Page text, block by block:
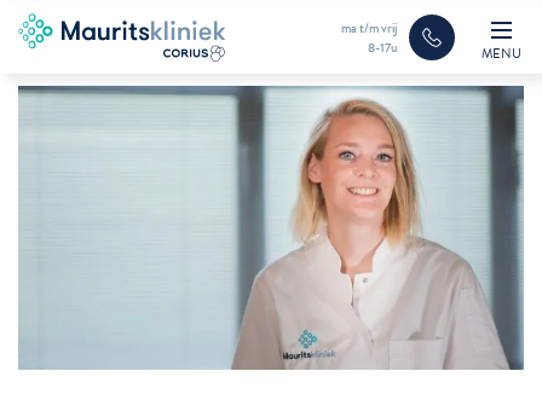
ma t/m vrij
8-17u
MENU